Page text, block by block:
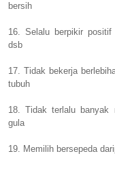
bersih
16. Selalu berpikir positif
dsb
17. Tidak bekerja
tubuh
18. Tidak terlalu banyak
gula
19. Memilih bersepeda